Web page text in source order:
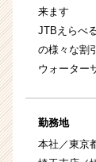
来ます
JTBえらべ
の様々な割
ウォーター
勤務地
本社／東京